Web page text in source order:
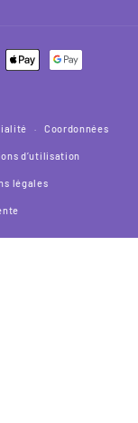
Coordonnées
d’utilisation
légales